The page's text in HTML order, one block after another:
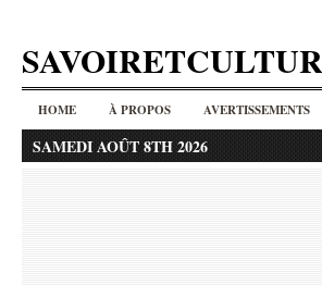
HOME À PROPOS AVERTISSEMENTS
SAMEDI AOÛT 8TH 2026